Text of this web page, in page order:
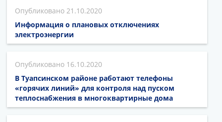
21.10.2020
Информация о плановых отключениях
электроэнергии
16.10.2020
В Туапсинском районе работают телефоны
«горячих линий» для контроля над пуском
теплоснабжения в многоквартирные дома